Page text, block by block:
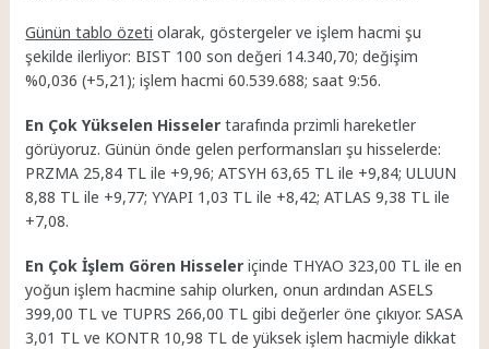
Günün tablo özeti olarak, göstergeler ve işlem hacmi şu
şekilde ilerliyor: BIST 100 son değeri 14.340,70; değişim
%0,036 (+5,21); işlem hacmi 60.539.688; saat 9:56.
En Çok Yükselen Hisseler tarafında przimli hareketler
görüyoruz. Günün önde gelen performansları şu hisselerde:
PRZMA 25,84 TL ile +9,96; ATSYH 63,65 TL ile +9,84; ULUUN
8,88 TL ile +9,77; YYAPI 1,03 TL ile +8,42; ATLAS 9,38 TL ile
+7,08.
En Çok İşlem Gören Hisseler içinde THYAO 323,00 TL ile en
yoğun işlem hacmine sahip olurken, onun ardından ASELS
399,00 TL ve TUPRS 266,00 TL gibi değerler öne çıkıyor. SASA
3,01 TL ve KONTR 10,98 TL de yüksek işlem hacmiyle dikkat